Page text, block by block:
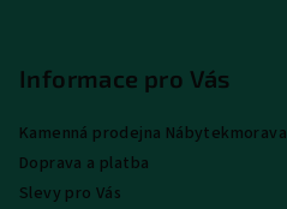
Informace pro Vás
Kamenná prodejna Nábytekmorava
Doprava a platba
Slevy pro Vás